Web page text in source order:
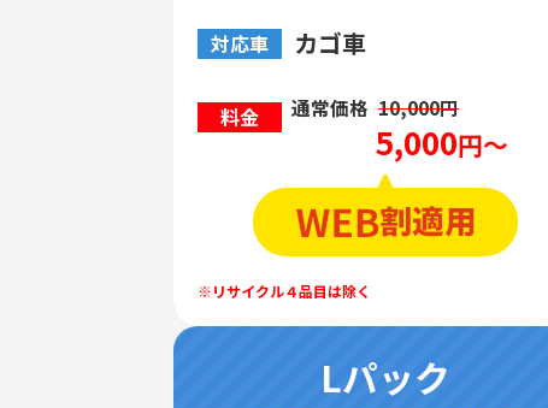
対応車 カゴ車
料金 通常価格 10,000円
5,000円～
Lパック